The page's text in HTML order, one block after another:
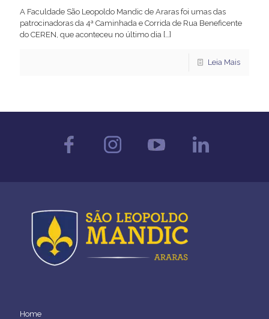
A Faculdade São Leopoldo Mandic de Araras foi umas das
patrocinadoras da 4ª Caminhada e Corrida de Rua Beneficente
do CEREN, que aconteceu no último dia […]
Leia Mais
Home